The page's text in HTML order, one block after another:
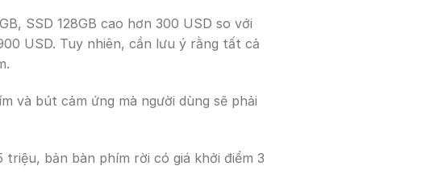
SSD 128GB cao hơn 300 USD so với
USD. Tuy nhiên, cần lưu ý rằng tất cả
và bút cảm ứng mà người dùng sẽ phải
bản bàn phím rời có giá khởi điểm 3